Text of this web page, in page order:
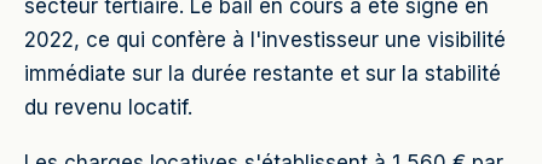
secteur tertiaire. Le bail en cours a été signé en
2022, ce qui confère à l'investisseur une visibilité
immédiate sur la durée restante et sur la stabilité
du revenu locatif.